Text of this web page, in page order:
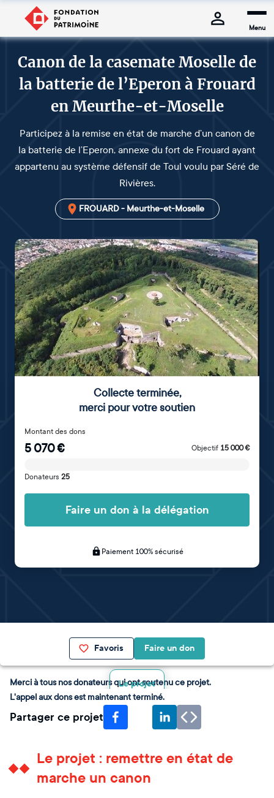
Menu
Canon de la casemate Moselle de
la batterie de l’Eperon à Frouard
en Meurthe-et-Moselle
Participez à la remise en état de marche d’un canon de
la batterie de l’Eperon, annexe du fort de Frouard ayant
appartenu au système défensif de Toul voulu par Séré de
Rivières.
FROUARD - Meurthe-et-Moselle
Collecte terminée,
merci pour votre soutien
Montant des dons
5 070€ Objectif 15 000€
Donateurs 25
Faire un don à la délégation
Paiement 100% sécurisé
Favoris Faire un don
Le projet
Merci à tous nos donateurs qui ont soutenu ce projet.
L'appel aux dons est maintenant terminé.
Partager ce projet
Le projet : remettre en état de
marche un canon